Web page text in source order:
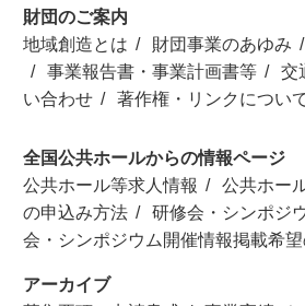
財団のご案内
地域創造とは
財団事業のあゆみ
事業報告書・事業計画書等
交
い合わせ
著作権・リンクについ
全国公共ホールからの情報ページ
公共ホール等求人情報
公共ホー
の申込み方法
研修会・シンポジ
会・シンポジウム開催情報掲載希
アーカイブ